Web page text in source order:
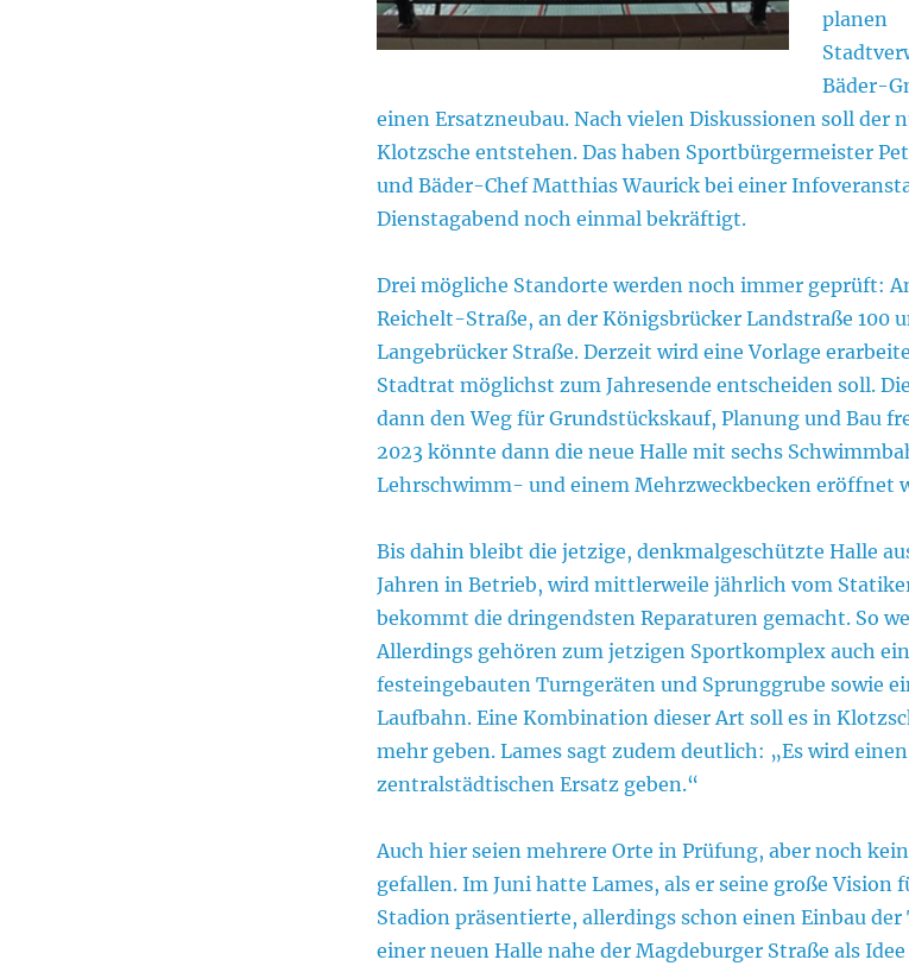
planen
Bäder-
einen Ersatzneubau. Nach vielen Diskussionen soll der
Klotzsche entstehen. Das haben Sportbürgermeister
und Bäder-Chef Matthias Waurick bei einer
Dienstagabend noch einmal bekräftigt.
Drei mögliche Standorte werden noch immer geprüft:
Reichelt-Straße, an der Königsbrücker Landstraße 100
Langebrücker Straße. Derzeit wird eine Vorlage
Stadtrat möglichst zum Jahresende entscheiden soll.
dann den Weg für Grundstückskauf, Planung und Bau
2023 könnte dann die neue Halle mit sechs
Lehrschwimm- und einem Mehrzweckbecken eröffnet
Bis dahin bleibt die jetzige, denkmalgeschützte Halle
Jahren in Betrieb, wird mittlerweile jährlich vom
bekommt die dringendsten Reparaturen gemacht. So
Allerdings gehören zum jetzigen Sportkomplex auch
festeingebauten Turngeräten und Sprunggrube sowie
Laufbahn. Eine Kombination dieser Art soll es in
mehr geben. Lames sagt zudem deutlich: „Es wird einen
zentralstädtischen Ersatz geben.“
Auch hier seien mehrere Orte in Prüfung, aber noch
gefallen. Im Juni hatte Lames, als er seine große Vision
Stadion präsentierte, allerdings schon einen Einbau
einer neuen Halle nahe der Magdeburger Straße als